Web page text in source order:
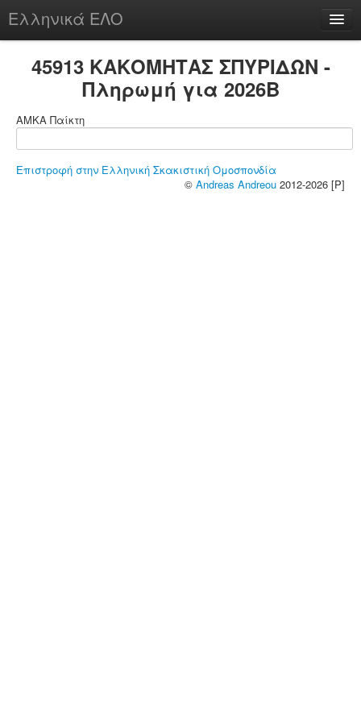
Ελληνικά ΕΛΟ
chesstu.be @ discord
45913 ΚΑΚΟΜΗΤΑΣ ΣΠΥΡΙΔΩΝ -
Πληρωμή για 2026B
ΑΜΚΑ Παίκτη
Επιστροφή στην Ελληνική Σκακιστική Ομοσπονδία
© Andreas Andreou 2012-2026 [P]